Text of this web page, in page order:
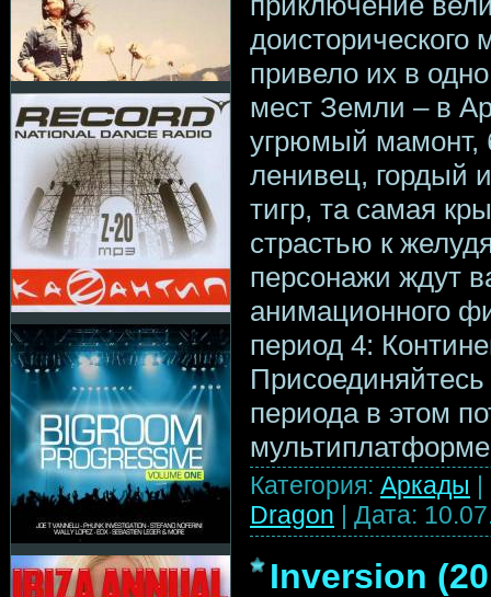
привело их в
мест Земли – в
угрюмый мамонт,
ленивец, гордый
тигр, та самая
страстью к
персонажи ждут
анимационного
период 4:
Присоединяйтесь
периода в этом
Категория: Аркады |
Dragon | Дата:
Inversion